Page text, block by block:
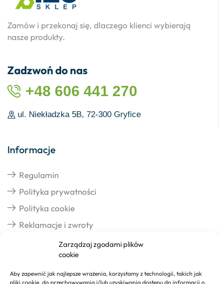
Zarządzaj zgodami plików
cookie
Aby zapewnić jak najlepsze wrażenia, korzystamy z technologii, takich jak
pliki cookie, do przechowywania i/lub uzyskiwania dostępu do informacji o
Zamów i przekonaj się, dlaczego klienci wybierają
nasze produkty.
Zadzwoń do nas
+48 606 441 270
ul. Niekładzka 5B, 72-300 Gryfice
Informacje
Regulamin
Polityka prywatności
Polityka cookie
Reklamacje i zwroty